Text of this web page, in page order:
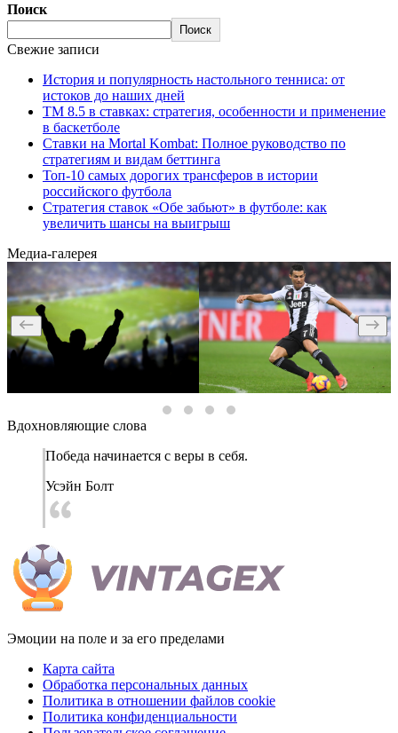
Поиск
Поиск
Свежие записи
История и популярность настольного тенниса: от
истоков до наших дней
ТМ 8.5 в ставках: стратегия, особенности и применение
в баскетболе
Ставки на Mortal Kombat: Полное руководство по
стратегиям и видам беттинга
Топ-10 самых дорогих трансферов в истории
российского футбола
Стратегия ставок «Обе забьют» в футболе: как
увеличить шансы на выигрыш
Медиа-галерея
Вдохновляющие слова
Победа начинается с веры в себя.
Усэйн Болт
Эмоции на поле и за его пределами
Карта сайта
Обработка персональных данных
Политика в отношении файлов cookie
Политика конфиденциальности